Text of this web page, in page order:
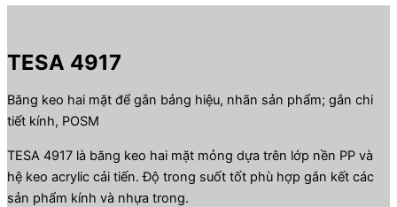
TESA 4917
Băng keo hai mặt để gắn bảng hiệu, nhãn sản phẩm; gắn chi
tiết kính, POSM
TESA 4917 là băng keo hai mặt mỏng dựa trên lớp nền PP và
hệ keo acrylic cải tiến. Độ trong suốt tốt phù hợp gắn kết các
sản phẩm kính và nhựa trong.